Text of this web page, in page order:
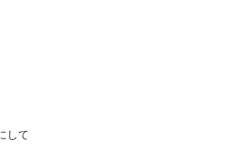
して